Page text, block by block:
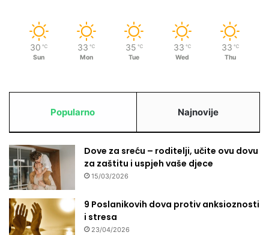
30 ℃
Sun
33 ℃
Mon
35 ℃
Tue
33 ℃
Wed
33 ℃
Thu
Popularno Najnovije
Dove za sreću – roditelji, učite ovu dovu
za zaštitu i uspjeh vaše djece
15/03/2026
9 Poslanikovih dova protiv anksioznosti
i stresa
23/04/2026